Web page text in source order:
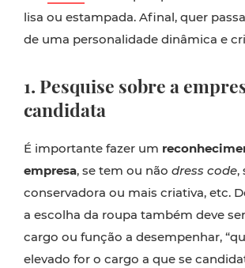
lisa ou estampada. Afinal, quer
de uma personalidade dinâmica e
1. Pesquise sobre a
candidata
É importante fazer um
empresa, se tem ou não dress code,
conservadora ou mais criativa, etc.
a escolha da roupa também deve
cargo ou função a desempenhar,
elevado for o cargo a que se